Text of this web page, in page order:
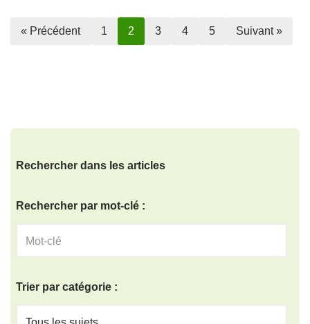
« Précédent 1 2 3 4 5 Suivant »
Rechercher dans les articles
Rechercher par mot-clé :
Trier par catégorie :